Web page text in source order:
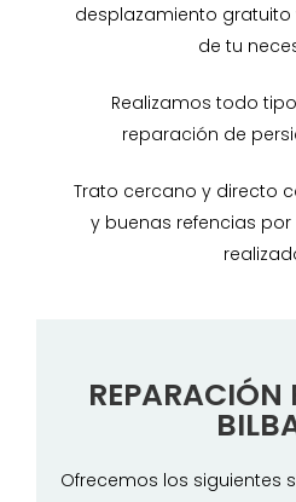
desplazamiento
de tu
Realizamos todo
reparación de
Trato cercano y directo
y buenas refencias
REPARACIÓN
Ofrecemos los siguientes